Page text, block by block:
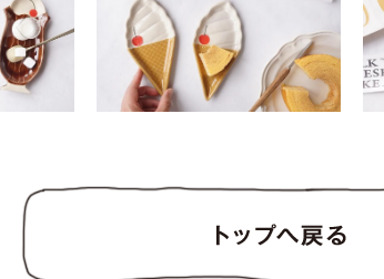
)
1,600円(税込1,760円)